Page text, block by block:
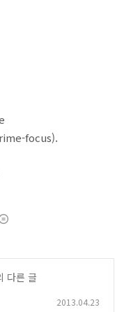
focus).
다른 글
2013.04.23